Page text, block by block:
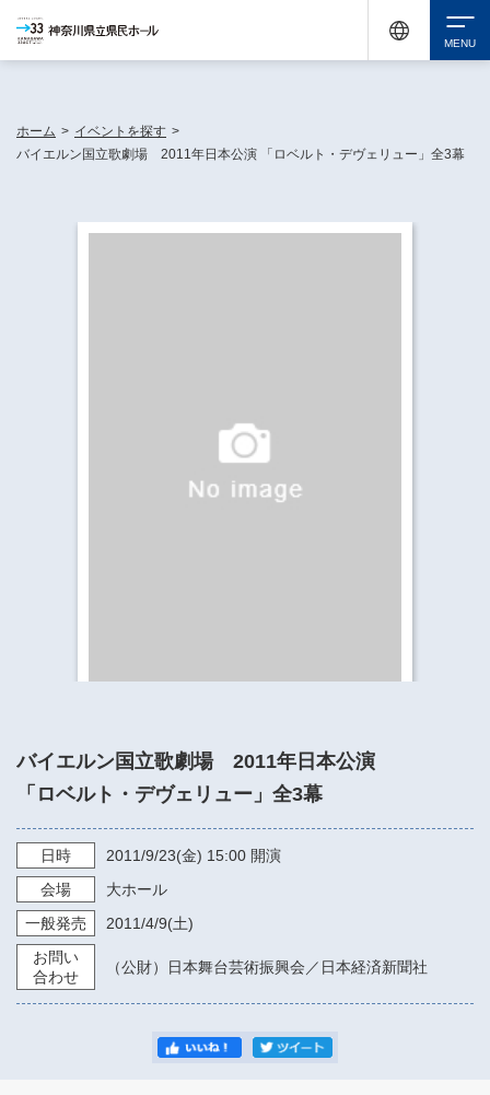
ホーム > イベントを探す >
バイエルン国立歌劇場 2011年日本公演 「ロベルト・デヴェリュー」全3幕
バイエルン国立歌劇場 2011年日本公演
「ロベルト・デヴェリュー」全3幕
日時 2011/9/23(金) 15:00 開演
会場
大ホール
一般発売
2011/4/9(土)
お問い
合わせ
（公財）日本舞台芸術振興会／日本経済新聞社